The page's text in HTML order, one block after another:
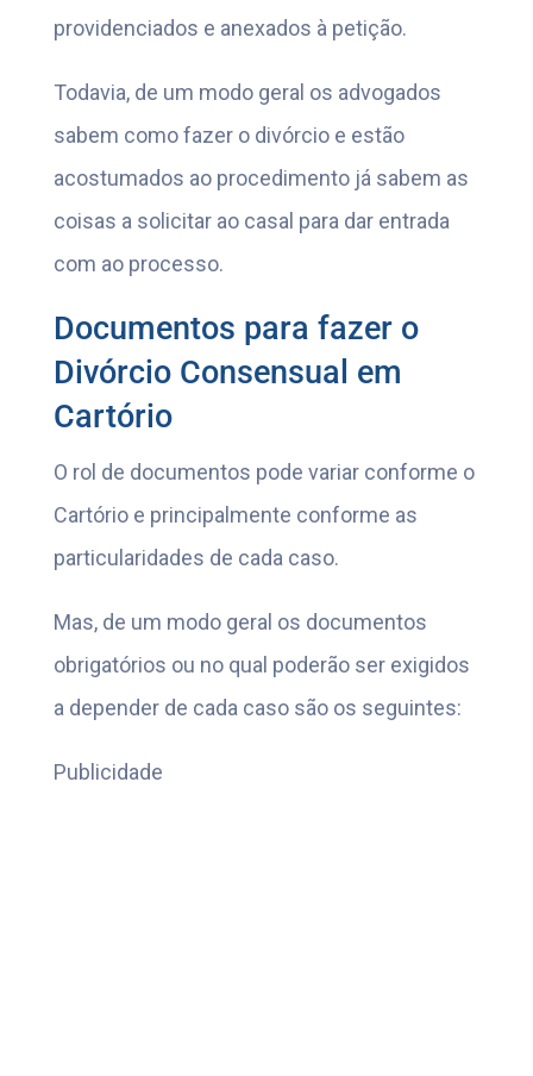
providenciados e anexados à petição.
Todavia, de um modo geral os advogados
sabem como fazer o divórcio e estão
acostumados ao procedimento já sabem as
coisas a solicitar ao casal para dar entrada
com ao processo.
Documentos para fazer o
Divórcio Consensual em
Cartório
O rol de documentos pode variar conforme o
Cartório e principalmente conforme as
particularidades de cada caso.
Mas, de um modo geral os documentos
obrigatórios ou no qual poderão ser exigidos
a depender de cada caso são os seguintes:
Publicidade